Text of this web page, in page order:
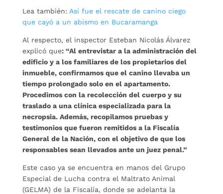
Lea también: Así fue el rescate de canino ciego
que cayó a un abismo en Bucaramanga
Al respecto, el inspector Esteban Nicolás Álvarez
explicó que: “Al entrevistar a la administración del
edificio y a los familiares de los propietarios del
inmueble, confirmamos que el canino llevaba un
tiempo prolongado solo en el apartamento.
Procedimos con la recolección del cuerpo y su
traslado a una clínica especializada para la
necropsia. Además, recopilamos pruebas y
testimonios que fueron remitidos a la Fiscalía
General de la Nación, con el objetivo de que los
responsables sean llevados ante un juez penal.”
Este caso ya se encuentra en manos del Grupo
Especial de Lucha contra el Maltrato Animal
(GELMA) de la Fiscalía, donde se adelanta la